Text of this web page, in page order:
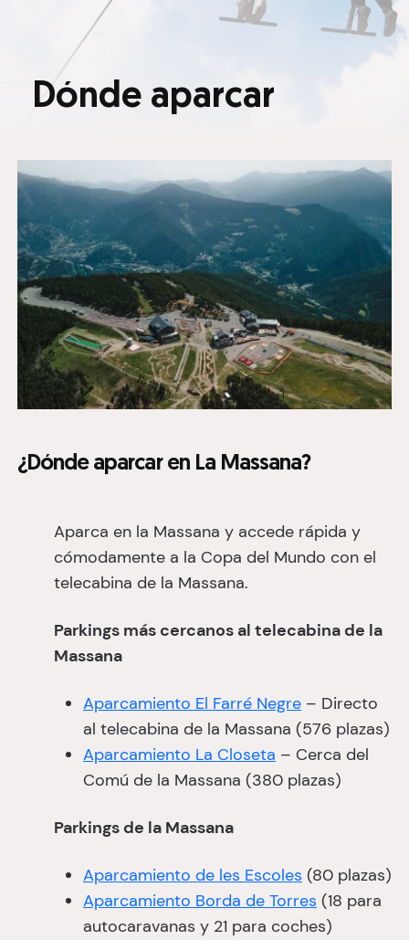
Dónde aparcar
¿Dónde aparcar en La Massana?
Aparca en la Massana y accede rápida y
cómodamente a la Copa del Mundo con el
telecabina de la Massana.
Parkings más cercanos al telecabina de la
Massana
Aparcamiento El Farré Negre – Directo
al telecabina de la Massana (576 plazas)
Aparcamiento La Closeta – Cerca del
Comú de la Massana (380 plazas)
Parkings de la Massana
Aparcamiento de les Escoles (80 plazas)
Aparcamiento Borda de Torres (18 para
autocaravanas y 21 para coches)